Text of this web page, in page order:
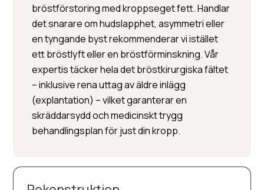
bröstförstoring med kroppseget fett. Handlar
det snarare om hudslapphet, asymmetri eller
en tyngande byst rekommenderar vi istället
ett bröstlyft eller en bröstförminskning. Vår
expertis täcker hela det bröstkirurgiska fältet
– inklusive rena uttag av äldre inlägg
(explantation) – vilket garanterar en
skräddarsydd och medicinskt trygg
behandlingsplan för just din kropp.